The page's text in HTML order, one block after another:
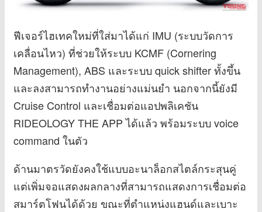
ฟีเจอร์ไฮเทคใหม่ที่ใส่มาได้แก่ IMU (ระบบวัดการ
เคลื่อนไหว) ที่ช่วยให้ระบบ KCMF (Cornering
Management), ABS และระบบ quick shifter ทั้งขึ้น
และลงสามารถทำงานอย่างแม่นยำ นอกจากนี้ยังมี
Cruise Control และเชื่อมต่อแอปพลิเคชัน
RIDEOLOGY THE APP ได้แล้ว พร้อมระบบ voice
command ในตัว
ด้านมาตรวัดยังคงใช้แบบอะนาล็อกสไตล์กระสุนคู่
แต่เพิ่มจอแสดงผลกลางที่สามารถแสดงการเชื่อมต่อ
สมาร์ตโฟนได้ด้วย ขณะที่ตำแหน่งแฮนด์และเบาะ